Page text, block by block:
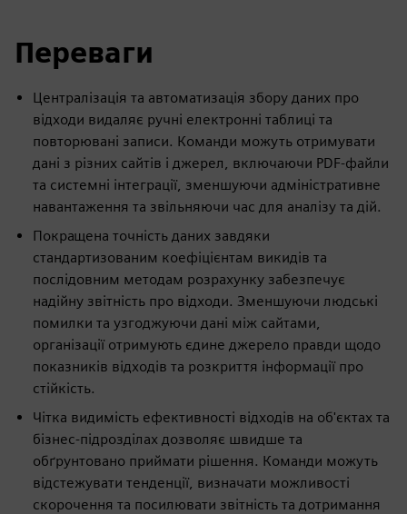
Переваги
Централізація та автоматизація збору даних про
відходи видаляє ручні електронні таблиці та
повторювані записи. Команди можуть отримувати
дані з різних сайтів і джерел, включаючи PDF-файли
та системні інтеграції, зменшуючи адміністративне
навантаження та звільняючи час для аналізу та дій.
Покращена точність даних завдяки
стандартизованим коефіцієнтам викидів та
послідовним методам розрахунку забезпечує
надійну звітність про відходи. Зменшуючи людські
помилки та узгоджуючи дані між сайтами,
організації отримують єдине джерело правди щодо
показників відходів та розкриття інформації про
стійкість.
Чітка видимість ефективності відходів на об'єктах та
бізнес-підрозділах дозволяє швидше та
обґрунтовано приймати рішення. Команди можуть
відстежувати тенденції, визначати можливості
скорочення та посилювати звітність та дотримання